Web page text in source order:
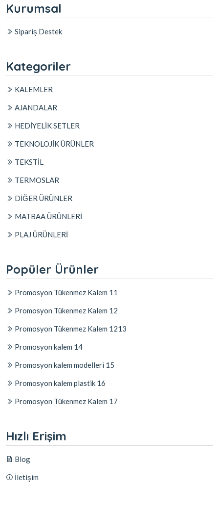
Kurumsal
Sipariş Destek
Kategoriler
KALEMLER
AJANDALAR
HEDİYELİK SETLER
TEKNOLOJİK ÜRÜNLER
TEKSTİL
TERMOSLAR
DİĞER ÜRÜNLER
MATBAA ÜRÜNLERİ
PLAJ ÜRÜNLERİ
Popüler Ürünler
Promosyon Tükenmez Kalem 11
Promosyon Tükenmez Kalem 12
Promosyon Tükenmez Kalem 1213
Promosyon kalem 14
Promosyon kalem modelleri 15
Promosyon kalem plastik 16
Promosyon Tükenmez Kalem 17
Hızlı Erişim
Blog
İletişim